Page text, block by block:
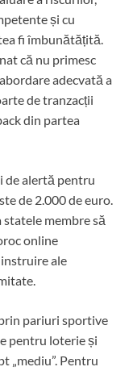
și cu
fi îmbunătățită.
că nu primesc
adecvată a
de tranzacții
din partea
de alertă pentru
de 2.000 de euro.
statele membre să
online
ale
pariuri sportive
pentru loterie și
„mediu”. Pentru